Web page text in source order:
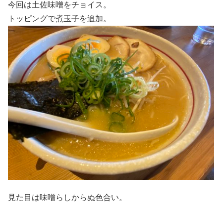
今回は土佐味噌をチョイス。
トッピングで煮玉子を追加。
見た目は味噌らしからぬ色合い。